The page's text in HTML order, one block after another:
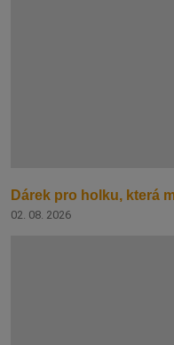
Dárek pro holku, která
02. 08. 2026